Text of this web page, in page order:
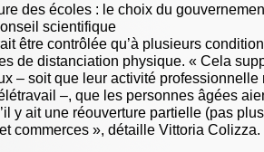
des écoles : le choix du
scientifique
être contrôlée qu’à plusieurs
de distanciation physique. « Cela
– soit que leur activité professionnelle
–, que les personnes âgées
y ait une réouverture partielle (pas
commerces », détaille Vittoria Colizza.